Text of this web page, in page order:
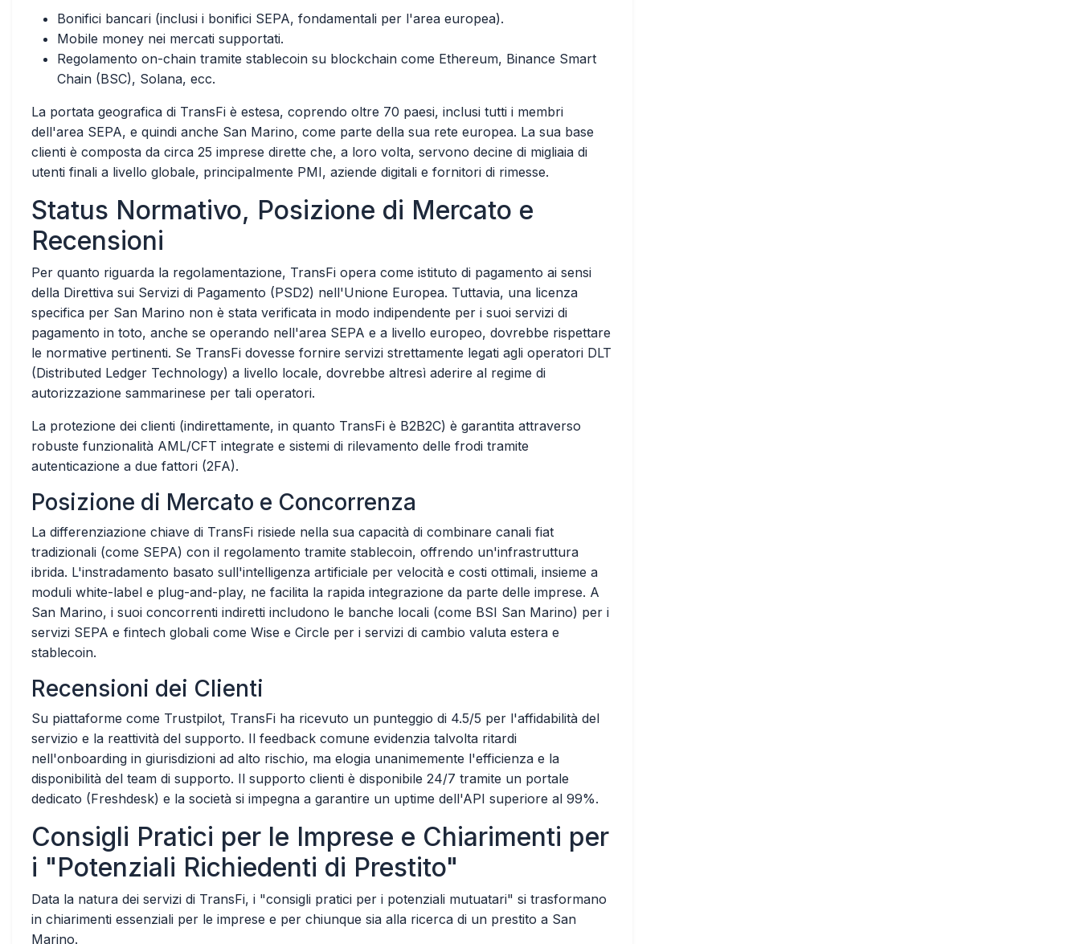
Bonifici bancari (inclusi i bonifici SEPA, fondamentali per l'area europea).
Mobile money nei mercati supportati.
Regolamento on-chain tramite stablecoin su blockchain come Ethereum, Binance Smart
Chain (BSC), Solana, ecc.
La portata geografica di TransFi è estesa, coprendo oltre 70 paesi, inclusi tutti i membri
dell'area SEPA, e quindi anche San Marino, come parte della sua rete europea. La sua base
clienti è composta da circa 25 imprese dirette che, a loro volta, servono decine di migliaia di
utenti finali a livello globale, principalmente PMI, aziende digitali e fornitori di rimesse.
Status Normativo, Posizione di Mercato e
Recensioni
Per quanto riguarda la regolamentazione, TransFi opera come istituto di pagamento ai sensi
della Direttiva sui Servizi di Pagamento (PSD2) nell'Unione Europea. Tuttavia, una licenza
specifica per San Marino non è stata verificata in modo indipendente per i suoi servizi di
pagamento in toto, anche se operando nell'area SEPA e a livello europeo, dovrebbe rispettare
le normative pertinenti. Se TransFi dovesse fornire servizi strettamente legati agli operatori DLT
(Distributed Ledger Technology) a livello locale, dovrebbe altresì aderire al regime di
autorizzazione sammarinese per tali operatori.
La protezione dei clienti (indirettamente, in quanto TransFi è B2B2C) è garantita attraverso
robuste funzionalità AML/CFT integrate e sistemi di rilevamento delle frodi tramite
autenticazione a due fattori (2FA).
Posizione di Mercato e Concorrenza
La differenziazione chiave di TransFi risiede nella sua capacità di combinare canali fiat
tradizionali (come SEPA) con il regolamento tramite stablecoin, offrendo un'infrastruttura
ibrida. L'instradamento basato sull'intelligenza artificiale per velocità e costi ottimali, insieme a
moduli white-label e plug-and-play, ne facilita la rapida integrazione da parte delle imprese. A
San Marino, i suoi concorrenti indiretti includono le banche locali (come BSI San Marino) per i
servizi SEPA e fintech globali come Wise e Circle per i servizi di cambio valuta estera e
stablecoin.
Recensioni dei Clienti
Su piattaforme come Trustpilot, TransFi ha ricevuto un punteggio di 4.5/5 per l'affidabilità del
servizio e la reattività del supporto. Il feedback comune evidenzia talvolta ritardi
nell'onboarding in giurisdizioni ad alto rischio, ma elogia unanimemente l'efficienza e la
disponibilità del team di supporto. Il supporto clienti è disponibile 24/7 tramite un portale
dedicato (Freshdesk) e la società si impegna a garantire un uptime dell'API superiore al 99%.
Consigli Pratici per le Imprese e Chiarimenti per
i "Potenziali Richiedenti di Prestito"
Data la natura dei servizi di TransFi, i "consigli pratici per i potenziali mutuatari" si trasformano
in chiarimenti essenziali per le imprese e per chiunque sia alla ricerca di un prestito a San
Marino.